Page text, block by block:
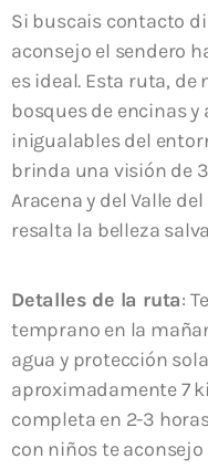
Si buscais contacto
aconsejo el sendero
es ideal. Esta ruta,
bosques de encinas
inigualables del
brinda una visión de
Aracena y del Valle
resalta la belleza
Detalles de la ruta:
temprano en la
agua y protección
aproximadamente 7
completa en 2-3
con niños te